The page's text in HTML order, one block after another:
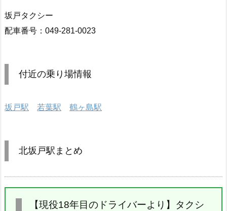
坂戸タクシー
配車番号：049-281-0023
付近の乗り場情報
坂戸駅 若葉駅 鶴ヶ島駅
北坂戸駅まとめ
【現役18年目のドライバーより】タクシ